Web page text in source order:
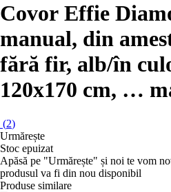
Covor Effie
manual, din
fără fir, alb/în
120x170 cm, …
(2)
Urmărește
Stoc epuizat
Apăsă pe "Urmărește" și noi te vom
produsul va fi din nou disponibil
Produse similare